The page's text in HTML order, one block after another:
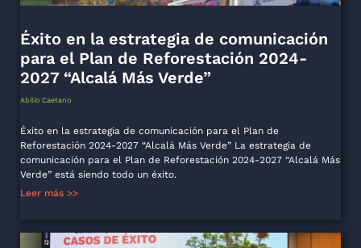
Éxito en la estrategia de comunicación
para el Plan de Reforestación 2024-
2027 “Alcalá Más Verde”
Abilio Caetano
Éxito en la estrategia de comunicación para el Plan de
Reforestación 2024-2027 “Alcalá Más Verde” La estrategia de
comunicación para el Plan de Reforestación 2024-2027 “Alcalá Más
Verde” está siendo todo un éxito.
Leer más >>